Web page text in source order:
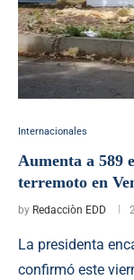
Internacionales
Aumenta a 589
terremoto en
by Redacciòn EDD
La presidenta
confirmó este